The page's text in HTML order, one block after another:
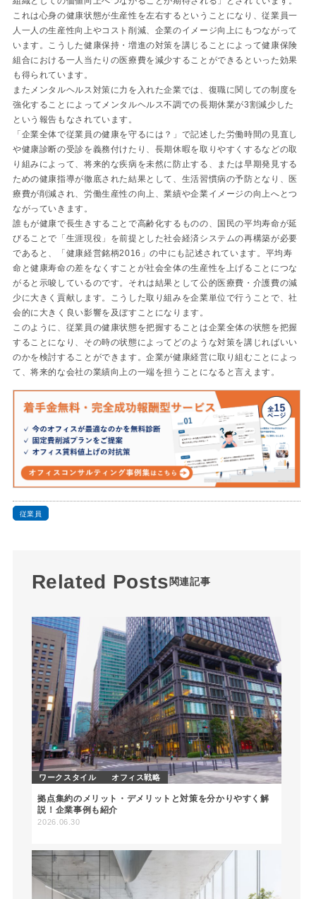
これは心身の健康状態が生産性を左右するということになり、従業員一
人一人の生産性向上やコスト削減、企業のイメージ向上にもつながって
います。こうした健康保持・増進の対策を講じることによって健康保険
組合における一人当たりの医療費を減少することができるといった効果
も得られています。
またメンタルヘルス対策に力を入れた企業では、復職に関しての制度を
強化することによってメンタルヘルス不調での長期休業が3割減少した
という報告もなされています。
「企業全体で従業員の健康を守るには？」で記述した労働時間の見直し
や健康診断の受診を義務付けたり、長期休暇を取りやすくするなどの取
り組みによって、将来的な疾病を未然に防止する、または早期発見する
ための健康指導が徹底された結果として、生活習慣病の予防となり、医
療費が削減され、労働生産性の向上、業績や企業イメージの向上へとつ
ながっていきます。
誰もが健康で長生きすることで高齢化するものの、国民の平均寿命が延
びることで「生涯現役」を前提とした社会経済システムの再構築が必要
であると、「健康経営銘柄2016」の中にも記述されています。平均寿
命と健康寿命の差をなくすことが社会全体の生産性を上げることにつな
がると示唆しているのです。それは結果として公的医療費・介護費の減
少に大きく貢献します。こうした取り組みを企業単位で行うことで、社
会的に大きく良い影響を及ぼすことになります。
このように、従業員の健康状態を把握することは企業全体の状態を把握
することになり、その時の状態によってどのような対策を講じればいい
のかを検討することができます。企業が健康経営に取り組むことによっ
て、将来的な会社の業績向上の一端を担うことになると言えます。
従業員
Related Posts 関連記事
ワークスタイル オフィス戦略
拠点集約のメリット・デメリットと対策を分かりやすく解
説！企業事例も紹介
2026.06.30